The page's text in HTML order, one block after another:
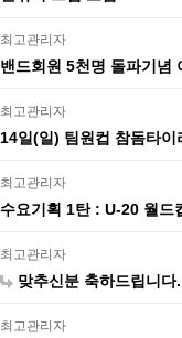
최고관리자
밴드회원 5천명 돌파기념
최고관리자
14일(일) 팀원컵 참돔타이
최고관리자
수요기획 1탄 : U-20 월
최고관리자
맞추신분 축하드립니다.
최고관리자